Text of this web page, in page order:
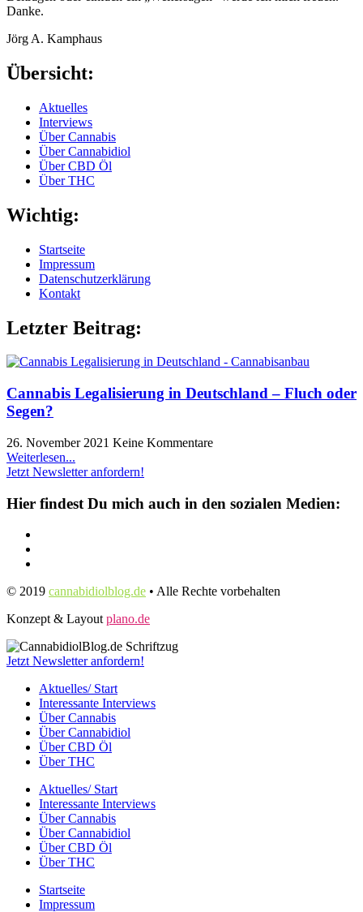
Danke.
Jörg A. Kamphaus
Übersicht:
Aktuelles
Interviews
Über Cannabis
Über Cannabidiol
Über CBD Öl
Über THC
Wichtig:
Startseite
Impressum
Datenschutzerklärung
Kontakt
Letzter Beitrag:
Cannabis Legalisierung in Deutschland – Fluch oder
Segen?
26. November 2021 Keine Kommentare
Weiterlesen...
Jetzt Newsletter anfordern!
Hier findest Du mich auch in den sozialen Medien:
© 2019 cannabidiolblog.de • Alle Rechte vorbehalten
Konzept & Layout plano.de
Jetzt Newsletter anfordern!
Aktuelles/ Start
Interessante Interviews
Über Cannabis
Über Cannabidiol
Über CBD Öl
Über THC
Aktuelles/ Start
Interessante Interviews
Über Cannabis
Über Cannabidiol
Über CBD Öl
Über THC
Startseite
Impressum